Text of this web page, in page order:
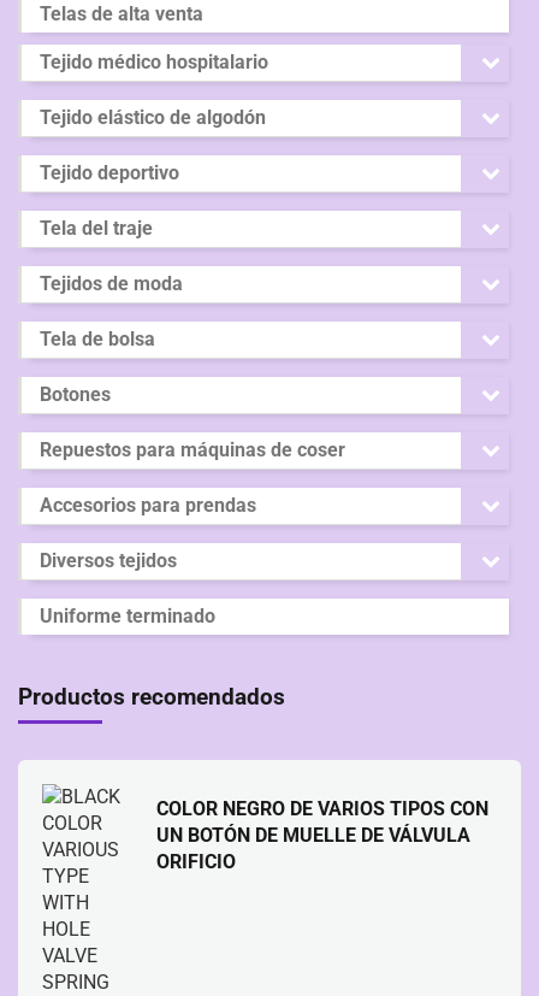
Telas de alta venta
Tejido médico hospitalario
Tejido elástico de algodón
Tejido deportivo
Tela del traje
Tejidos de moda
Tela de bolsa
Botones
Repuestos para máquinas de coser
Accesorios para prendas
Diversos tejidos
Uniforme terminado
Productos recomendados
COLOR NEGRO DE VARIOS TIPOS CON
UN BOTÓN DE MUELLE DE VÁLVULA
ORIFICIO